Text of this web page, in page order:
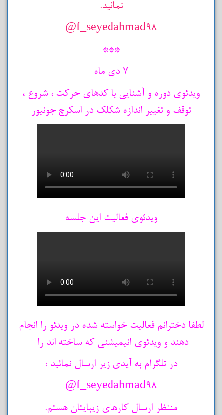
نمائید.
f_seyedahmad98@
***
7 دی ماه
ویدئوی دوره و آشنایی با کدهای حرکت ، شروع ،
توقف و تغییر اندازه شکلک در اسکرچ جونیور
ویدئوی فعالیت این جلسه
لطفا دخترانم فعالیت خواسته شده در ویدئو را انجام
دهند و ویدئوی انیمیشنی که ساخته اند را
در تلگرام به آیدی زیر ارسال نمائید :
f_seyedahmad98@
منتظر ارسال کارهای زیبایتان هستم.